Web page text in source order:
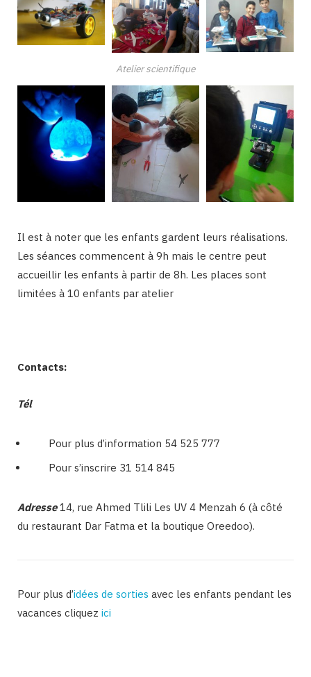
Atelier scientifique
Il est à noter que les enfants gardent leurs réalisations.
Les séances commencent à 9h mais le centre peut
accueillir les enfants à partir de 8h. Les places sont
limitées à 10 enfants par atelier
Contacts:
Tél
Pour plus d’information 54 525 777
Pour s’inscrire 31 514 845
Adresse14, rue Ahmed Tlili Les UV 4 Menzah 6 (à côté
du restaurant Dar Fatma et la boutique Oreedoo).
Pour plus d’idées de sorties avec les enfants pendant les
vacances cliquez ici